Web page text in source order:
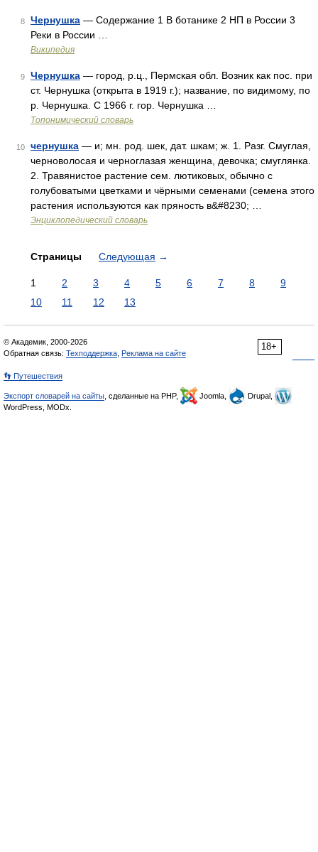
8 Чернушка — Содержание 1 В ботанике 2 НП в России 3
Реки в России …
Википедия
9 Чернушка — город, р.ц., Пермская обл. Возник как пос. при
ст. Чернушка (открыта в 1919 г.); название, по видимому, по
р. Чернушка. С 1966 г. гор. Чернушка …
Топонимический словарь
10 чернушка — и; мн. род. шек, дат. шкам; ж. 1. Разг. Смуглая,
черноволосая и черноглазая женщина, девочка; смуглянка.
2. Травянистое растение сем. лютиковых, обычно с
голубоватыми цветками и чёрными семенами (семена этого
растения используются как пряность в&#8230; …
Энциклопедический словарь
Страницы Следующая →
1 2 3 4 5 6 7 8
9
10
11 12 13
18+
© Академик, 2000-2026
Обратная связь: Техподдержка Реклама на сайте
👣 Путешествия
Экспорт словарей на сайты , сделанные на PHP, Joomla,
Drupal,
WordPress, MODx.